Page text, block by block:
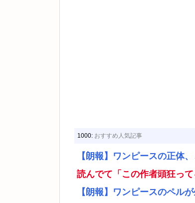
1000: おすすめ人気記事
【朗報】ワンピースの正体
読んでて「この作者頭狂っ
【朗報】ワンピースのペル